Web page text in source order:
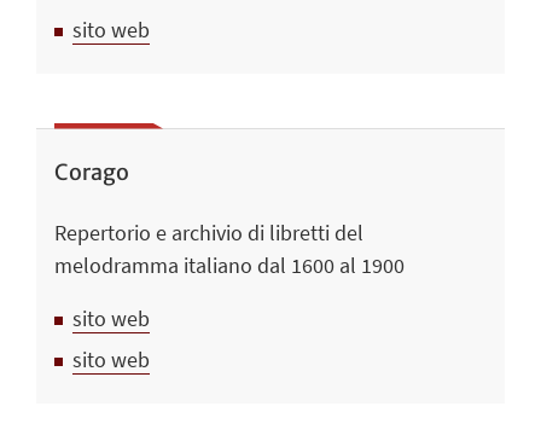
sito web
Corago
Repertorio e archivio di libretti del
melodramma italiano dal 1600 al 1900
sito web
sito web